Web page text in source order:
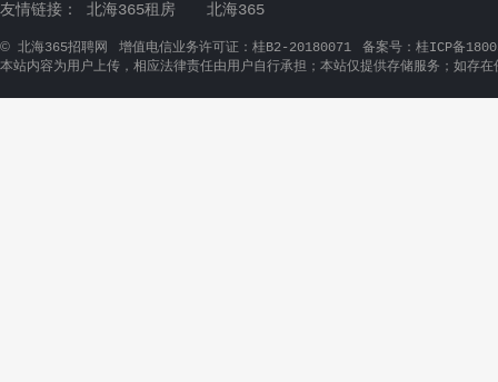
友情链接： 北海365租房 北海365
© 北海365招聘网 增值电信业务许可证：桂B2-20180071
备案号：桂ICP备
本站内容为用户上传，相应法律责任由用户自行承担；本站仅提供存储服务；如存